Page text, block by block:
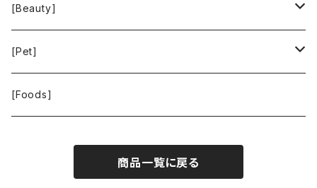
KUSKA
KAFFEEFORM
La Bontazza
THE TOKYO CORK
24BOTTLES
If You Care
Root Pouch
URBAN GREEN MAKERS
MOTHER FOREST
[Beauty]
STOP THE WATER WHILE USING ME!
[Pet]
WOLFGANG MAN ＆ BEAST
[Foods]
商品一覧に戻る